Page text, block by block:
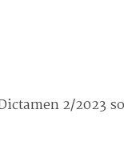
2/2023